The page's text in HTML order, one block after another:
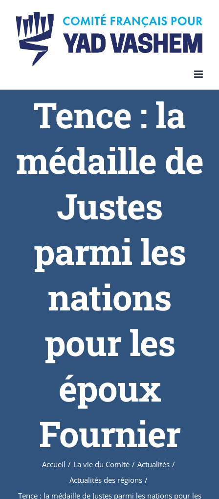
Tence : la
médaille de
Justes
parmi les
nations
pour les
époux
Fournier
Accueil / La vie du Comité / Actualités /
Actualités des régions /
Tence : la médaille de Justes parmi les nations pour les